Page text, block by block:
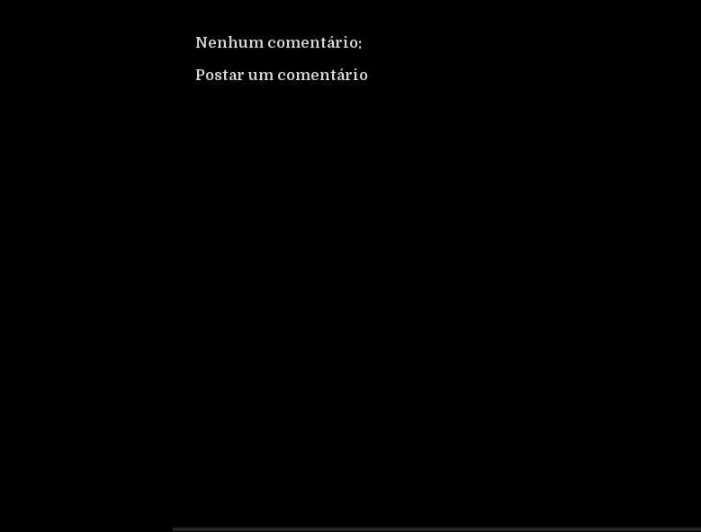
Nenhum comentário:
Postar um comentário